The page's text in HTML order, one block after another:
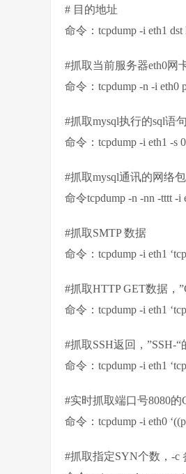
# 目的地址
命令：tcpdump -i eth1 dst
#抓取当前服务器eth0网
命令：tcpdump -n -i eth0
#抓取mysql执行的sql语句
命令：tcpdump -i eth1 -s
#抓取mysql通讯的网络
命令tcpdump -n -nn -tttt -i
#抓取SMTP 数据
命令：tcpdump -i eth1
#抓取HTTP GET数据，
命令：tcpdump -i eth1
#抓取SSH返回，”SSH-
命令：tcpdump -i eth1
#实时抓取端口号8080
命令：tcpdump -i eth0
#抓取指定SYN个数，-c